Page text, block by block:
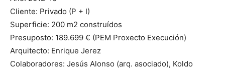
Cliente: Privado (P + I)
Superficie: 200 m2 construídos
Presuposto: 189.699 € (PEM Proxecto Execución)
Arquitecto: Enrique Jerez
Colaboradores: Jesús Alonso (arq. asociado), Koldo